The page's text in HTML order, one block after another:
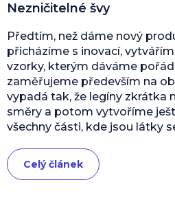
Nezničitelné švy
Předtím, než dáme nový
přicházíme s inovací,
vzorky, kterým dáváme
zaměřujeme především na
vypadá tak, že legíny zkrátka
směry a potom vytvoříme
všechny části, kde jsou látky
Celý článek